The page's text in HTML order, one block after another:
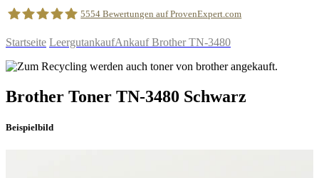
5554 Bewertungen auf ProvenExpert.com
Startseite LeergutankaufAnkauf Brother TN-3480
Brother Toner TN-3480 Schwarz
Beispielbild